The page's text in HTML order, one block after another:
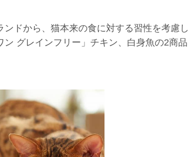
ドから、猫本来の食に対する習性を考慮し
グレインフリー」チキン、白身魚の2商品